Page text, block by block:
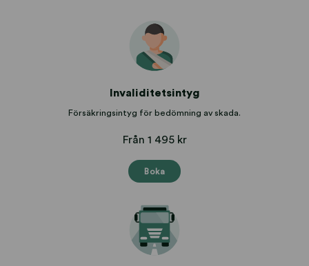
Invaliditetsintyg
Försäkringsintyg för bedömning av skada.
Från 1 495 kr
Boka